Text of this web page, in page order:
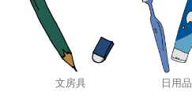
文房具 日用品